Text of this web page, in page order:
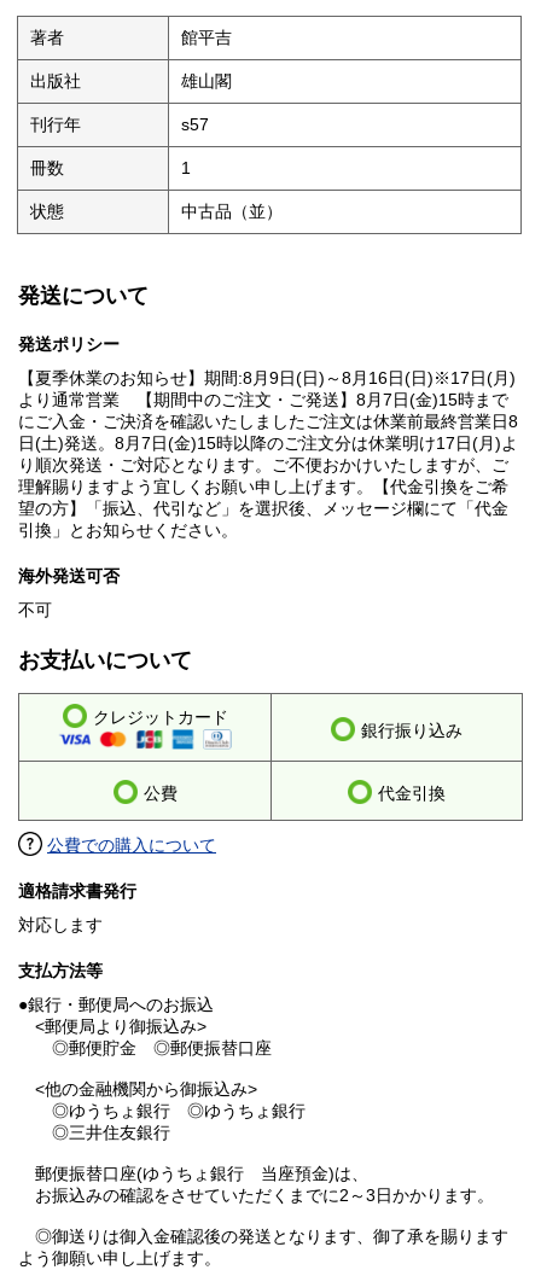
著者 館平吉
出版社 雄山閣
刊行年 s57
冊数 1
状態 中古品（並）
発送について
発送ポリシー
【夏季休業のお知らせ】期間:8月9日(日)～8月16日(日)※17日(月)
より通常営業 【期間中のご注文・ご発送】8月7日(金)15時まで
にご入金・ご決済を確認いたしましたご注文は休業前最終営業日8
日(土)発送。8月7日(金)15時以降のご注文分は休業明け17日(月)よ
り順次発送・ご対応となります。ご不便おかけいたしますが、ご
理解賜りますよう宜しくお願い申し上げます。【代金引換をご希
望の方】「振込、代引など」を選択後、メッセージ欄にて「代金
引換」とお知らせください。
海外発送可否
不可
お支払いについて
クレジットカード
銀行振り込み
公費 代金引換
公費での購入について
適格請求書発行
対応します
支払方法等
●銀行・郵便局へのお振込
<郵便局より御振込み>
◎郵便貯金 ◎郵便振替口座
<他の金融機関から御振込み>
◎ゆうちょ銀行 ◎ゆうちょ銀行
◎三井住友銀行
郵便振替口座(ゆうちょ銀行 当座預金)は、
お振込みの確認をさせていただくまでに2～3日かかります。
◎御送りは御入金確認後の発送となります、御了承を賜ります
よう御願い申し上げます。